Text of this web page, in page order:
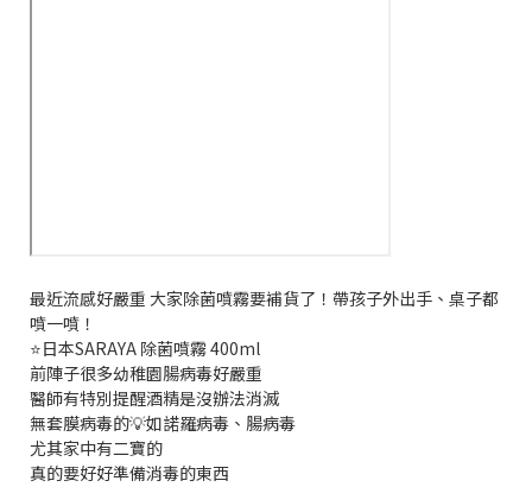
最近流感好嚴重 大家除菌噴霧要補貨了！帶孩子外出手、桌子都
噴一噴！
⭐️日本SARAYA 除菌噴霧 400ml
前陣子很多幼稚園腸病毒好嚴重
醫師有特別提醒酒精是沒辦法消滅
無套膜病毒的💡如諾羅病毒、腸病毒
尤其家中有二寶的
真的要好好準備消毒的東西